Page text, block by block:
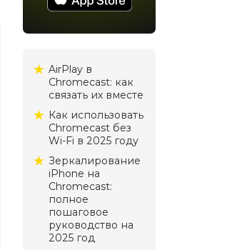
AirPlay в
Chromecast: как
связать их вместе
Как использовать
Chromecast без
Wi‑Fi в 2025 году
Зеркалирование
iPhone на
Chromecast:
полное
пошаговое
руководство на
2025 год